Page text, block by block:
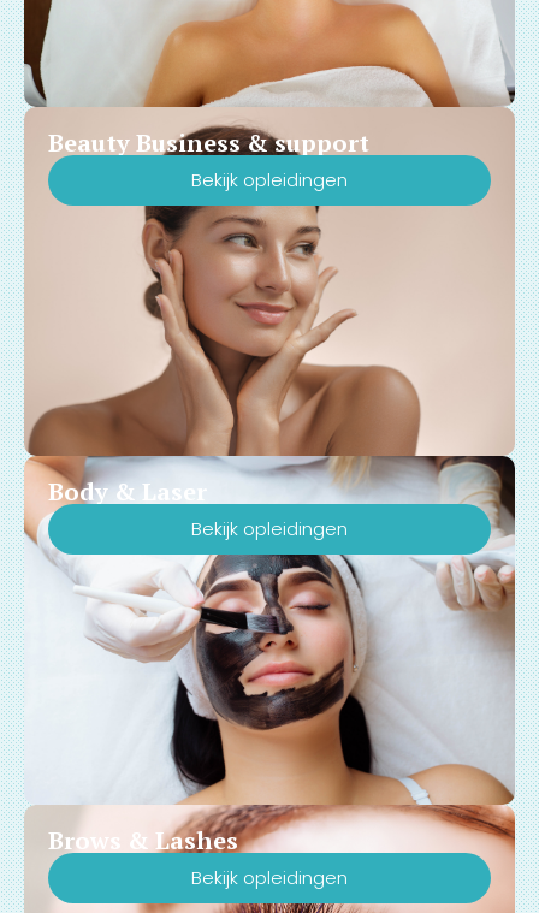
°C, wat zorgt voor een 100%
comfortabele en nagenoeg
pijnloze ervaring. Upgrade je
salon en profiteer tijdelijk van
daagse vakopleiding
inclusief officieel certificaat
bij Huidspecialist
Opleidingen!
Beauty Business & support
Bekijk opleidingen
Body & Laser
Bekijk opleidingen
Brows & Lashes
Bekijk opleidingen